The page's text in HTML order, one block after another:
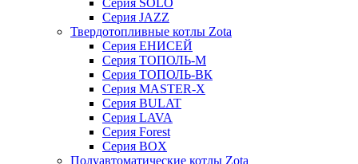
Серия SOLO
Серия JAZZ
Твердотопливные котлы Zota
Серия ЕНИСЕЙ
Серия ТОПОЛЬ-М
Серия ТОПОЛЬ-ВК
Серия MASTER-X
Серия BULAT
Серия LAVA
Серия Forest
Серия BOX
Полуавтоматические котлы Zota